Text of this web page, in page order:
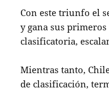
Con este triunfo el
y gana sus
clasificatoria,
Mientras tanto,
de clasificación,